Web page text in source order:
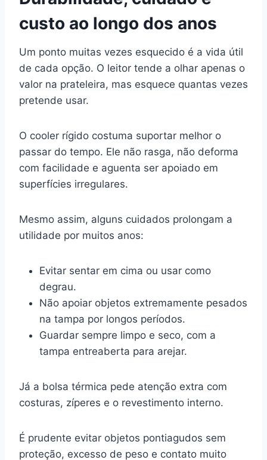
custo ao longo dos anos
Um ponto muitas vezes esquecido é a vida útil
de cada opção. O leitor tende a olhar apenas o
valor na prateleira, mas esquece quantas vezes
pretende usar.
O cooler rígido costuma suportar melhor o
passar do tempo. Ele não rasga, não deforma
com facilidade e aguenta ser apoiado em
superfícies irregulares.
Mesmo assim, alguns cuidados prolongam a
utilidade por muitos anos:
Evitar sentar em cima ou usar como
degrau.
Não apoiar objetos extremamente pesados
na tampa por longos períodos.
Guardar sempre limpo e seco, com a
tampa entreaberta para arejar.
Já a bolsa térmica pede atenção extra com
costuras, zíperes e o revestimento interno.
É prudente evitar objetos pontiagudos sem
proteção, excesso de peso e contato muito